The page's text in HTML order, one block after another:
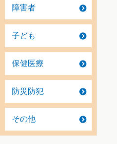
障害者
子ども
保健医療
防災防犯
その他